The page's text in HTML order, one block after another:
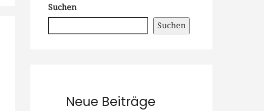
Suchen
Suchen
Neue Beiträge